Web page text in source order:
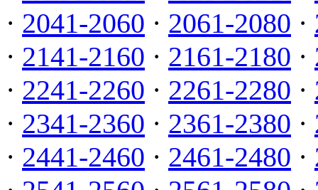
· 2041-2060 · 2061-2080 ·
· 2141-2160 · 2161-2180 ·
· 2241-2260 · 2261-2280 ·
· 2341-2360 · 2361-2380 ·
· 2441-2460 · 2461-2480 ·